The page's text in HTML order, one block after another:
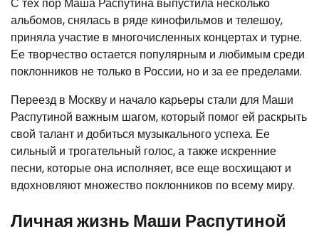
С тех пор Маша Распутина выпустила несколько
альбомов, снялась в ряде кинофильмов и телешоу,
приняла участие в многочисленных концертах и турне.
Ее творчество остается популярным и любимым среди
поклонников не только в России, но и за ее пределами.
Переезд в Москву и начало карьеры стали для Маши
Распутиной важным шагом, который помог ей раскрыть
свой талант и добиться музыкального успеха. Ее
сильный и трогательный голос, а также искренние
песни, которые она исполняет, все еще восхищают и
вдохновляют множество поклонников по всему миру.
Личная жизнь Маши Распутиной